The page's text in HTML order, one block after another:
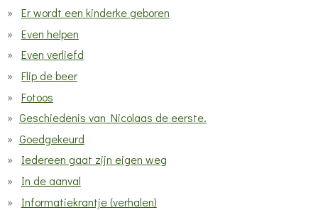
Er wordt een kinderke geboren
Even helpen
Even verliefd
Flip de beer
Fotoos
Geschiedenis van Nicolaas de eerste.
Goedgekeurd
Iedereen gaat zijn eigen weg
In de aanval
Informatiekrantje (verhalen)